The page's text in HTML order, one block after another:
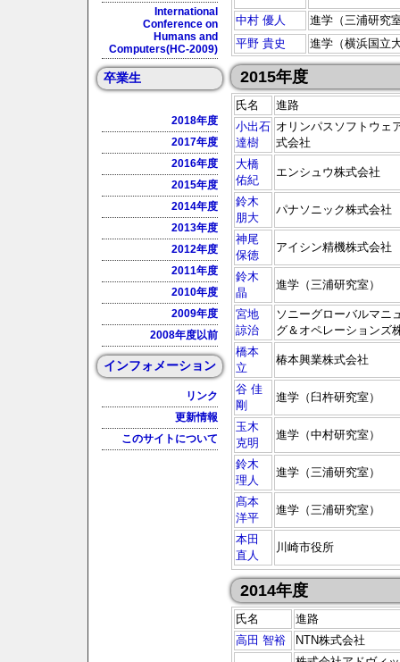
International
Conference on
Humans and
Computers(HC-2009)
卒業生
2018年度
2017年度
2016年度
2015年度
2014年度
2013年度
2012年度
2011年度
2010年度
2009年度
2008年度以前
インフォメーション
リンク
更新情報
このサイトについて
中村 優人
進学（三浦研究
平野 貴史
進学（横浜国立
2015年度
氏名
進路
小出石
達樹
オリンパスソフトウェ
式会社
大橋
佑紀
エンシュウ株式会社
鈴木
朋大
パナソニック株式会社
神尾
保徳
アイシン精機株式会社
鈴木
晶
進学（三浦研究室）
宮地
諒治
ソニーグローバルマニ
グ＆オペレーションズ
橋本
立
椿本興業株式会社
谷 佳
剛
進学（臼杵研究室）
玉木
克明
進学（中村研究室）
鈴木
理人
進学（三浦研究室）
髙本
洋平
進学（三浦研究室）
本田
直人
川崎市役所
2014年度
氏名
進路
高田 智裕
NTN株式会社